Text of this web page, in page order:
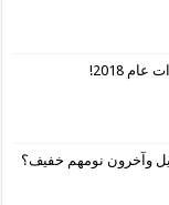
2018!
وآخرون نومهم خفيف؟